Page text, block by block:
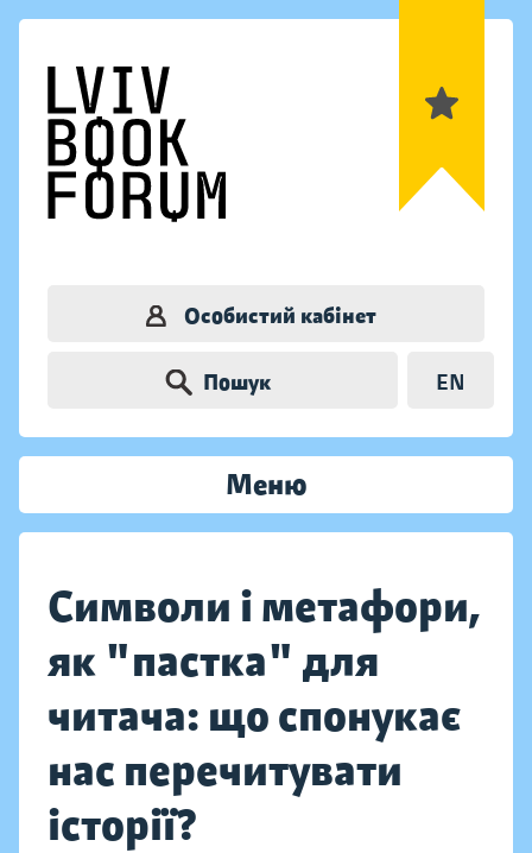
Особистий кабінет
Пошук EN
Меню
Символи і метафори,
як "пастка" для
читача: що спонукає
нас перечитувати
історії?